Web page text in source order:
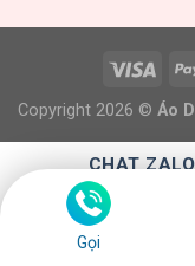
Copyright 2026 © Áo
Gọi
CHAT ZALO